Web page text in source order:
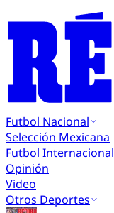
Futbol Nacional
Selección Mexicana
Futbol Internacional
Opinión
Video
Otros Deportes